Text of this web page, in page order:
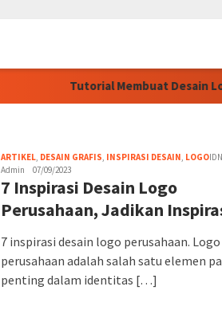
Tutorial Membuat Desain
ARTIKEL, DESAIN GRAFIS, INSPIRASI DESAIN, LOGOIDN
Admin
07/09/2023
7 Inspirasi Desain Logo
Perusahaan, Jadikan
7 inspirasi desain logo perusahaan. Logo
perusahaan adalah salah satu elemen
penting dalam identitas […]